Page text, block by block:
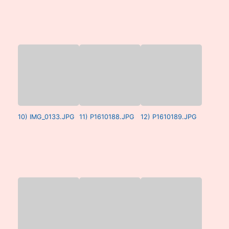
10) IMG_0133.JPG 11) P1610188.JPG 12) P1610189.JPG